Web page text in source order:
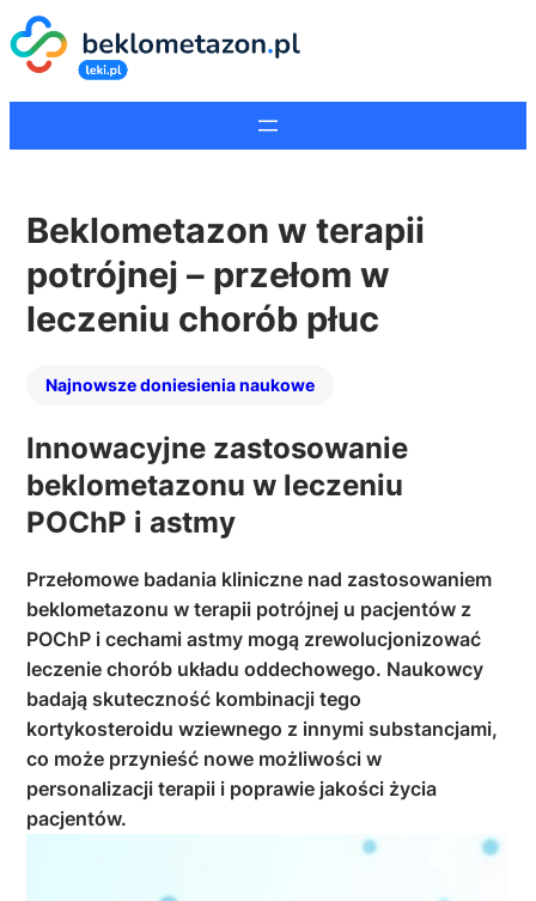
Beklometazon w terapii
potrójnej – przełom w
leczeniu chorób płuc
Najnowsze doniesienia naukowe
Innowacyjne zastosowanie
beklometazonu w leczeniu
POChP i astmy
Przełomowe badania kliniczne nad zastosowaniem
beklometazonu w terapii potrójnej u pacjentów z
POChP i cechami astmy mogą zrewolucjonizować
leczenie chorób układu oddechowego. Naukowcy
badają skuteczność kombinacji tego
kortykosteroidu wziewnego z innymi substancjami,
co może przynieść nowe możliwości w
personalizacji terapii i poprawie jakości życia
pacjentów.